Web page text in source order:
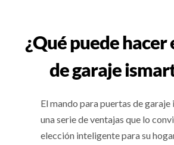
¿Qué puede hacer
de garaje
El mando para puertas de
una serie de ventajas que lo
elección inteligente para su